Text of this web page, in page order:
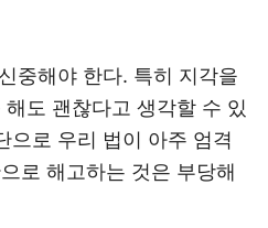
중해야 한다. 특히 지각을
도 괜찮다고 생각할 수 있
으로 우리 법이 아주 엄격
로 해고하는 것은 부당해